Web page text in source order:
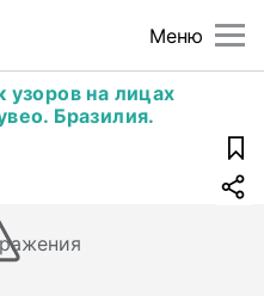
Меню
на лицах
Бразилия.